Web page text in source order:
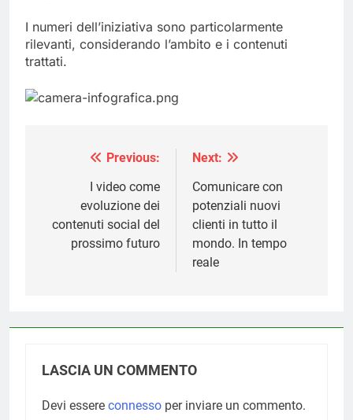
I numeri dell’iniziativa sono particolarmente
rilevanti, considerando l’ambito e i contenuti
trattati.
Navigazione
articoli
Previous:
I video come
evoluzione dei
contenuti social del
prossimo futuro
Next:
Comunicare con
potenziali nuovi
clienti in tutto il
mondo. In tempo
reale
LASCIA UN COMMENTO
Devi essere connesso per inviare un commento.